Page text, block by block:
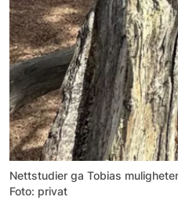
Nettstudier ga Tobias
Foto: privat